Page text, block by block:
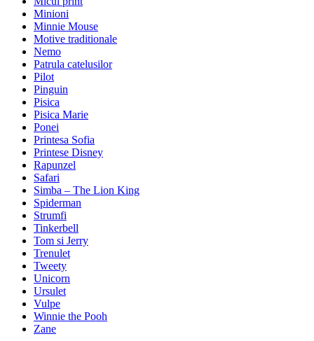
Minioni
Minnie Mouse
Motive traditionale
Nemo
Patrula catelusilor
Pilot
Pinguin
Pisica
Pisica Marie
Ponei
Printesa Sofia
Printese Disney
Rapunzel
Safari
Simba – The Lion King
Spiderman
Strumfi
Tinkerbell
Tom si Jerry
Trenulet
Tweety
Unicorn
Ursulet
Vulpe
Winnie the Pooh
Zane